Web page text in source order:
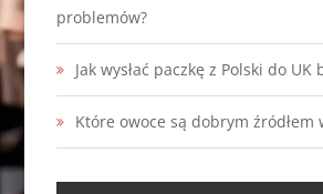
problemów?
Jak wysłać paczkę z Polski do UK
Które owoce są dobrym źródłem